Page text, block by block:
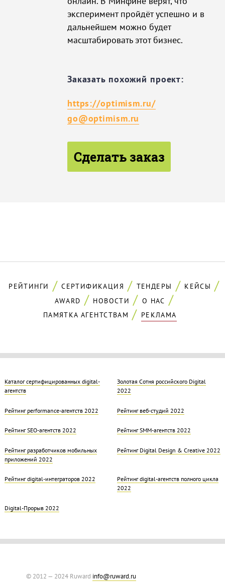
эксперимент пройдёт успешно и в
дальнейшем можно будет
масштабировать этот бизнес.
Заказать похожий проект:
https://optimism.ru/
go@optimism.ru
Сделать заказ
РЕЙТИНГИ СЕРТИФИКАЦИЯ ТЕНДЕРЫ
КЕЙСЫ
AWARD
НОВОСТИ
О НАС
ПАМЯТКА АГЕНТСТВАМ
РЕКЛАМА
Каталог сертифицированных digital-
агентств
Золотая Cотня российского Digital
2022
Рейтинг performance-агентств 2022 Рейтинг веб-студий 2022
Рейтинг SEO-агентств 2022 Рейтинг SMM-агентств 2022
Рейтинг разработчиков мобильных
приложений 2022
Рейтинг Digital Design & Creative 2022
Рейтинг digital-интеграторов 2022
Рейтинг digital-агентств полного цикла
2022
Digital-Прорыв 2022
© 2012 — 2024 Ruward info@ruward.ru